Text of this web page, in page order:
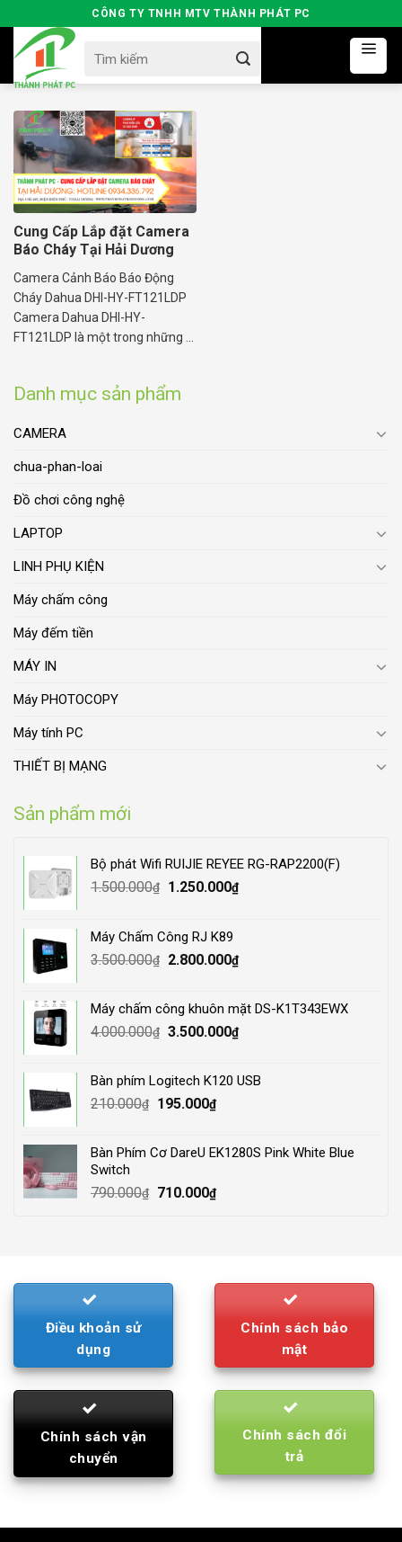
to
content
CÔNG TY TNHH MTV THÀNH PHÁT PC
for:
Danh mục sản phẩm
CAMERA
chua-phan-loai
Đồ chơi công nghệ
LAPTOP
LINH PHỤ KIỆN
Máy chấm công
Máy đếm tiền
MÁY IN
Máy PHOTOCOPY
Máy tính PC
THIẾT BỊ MẠNG
Sản phẩm mới
Bộ phát Wifi RUIJIE REYEE RG-RAP2200(F)
1.500.000₫
Original
1.500.000₫.
1.250.000₫Current
Máy Chấm Công RJ K89
3.500.000₫
Original
3.500.000₫.
2.800.000₫Current
2.800.000₫.
Máy chấm công khuôn mặt DS-K1T343EWX
4.000.000₫ Original
4.000.000₫.
3.500.000₫Current
3.500.000₫.
Bàn phím Logitech K120 USB
210.000₫
Original
210.000₫.
195.000₫Current
195.000₫.
Bàn Phím Cơ DareU EK1280S Pink White Blue
Switch
790.000₫
Original
710.000₫Current
Cung Cấp Lắp đặt Camera
Báo Cháy Tại Hải Dương
Camera Cảnh Báo Báo Động
Cháy Dahua DHI-HY-FT121LDP
Camera Dahua DHI-HY-
FT121LDP là một trong những ...
Điều khoản sử
dụng
Chính sách bảo
mật
Chính sách vận
chuyển
Chính sách đổi
trả